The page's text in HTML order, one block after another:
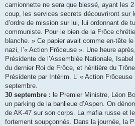
camionnette ne sera que blessé, ayant les
coup, les services secrets découvriront sur
d’ordre de mission sur lui, lui ordonnant de
communiste. Pour le bien de la Frôce
blanche. » Ce papier avait comme en-tête
nazi, l’« Action Frôceuse ». Une heure
Présidente de l’Assemblée Nationale,
du dernier Roi de Frôce, et héritière du
Présidente par Intérim. L’ « Action
septembre.
30 septembre : le Premier Ministre, Léon
un parking de la banlieue d’Aspen. On
de AK-47 sur son corps. La mafia russe et
fortement soupçonnés. Dans la journée, la